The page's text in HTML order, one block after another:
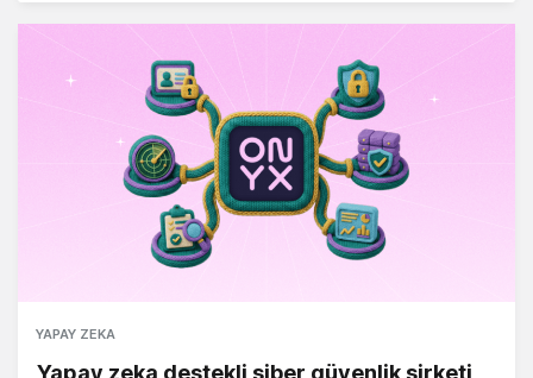
YAPAY ZEKA
Yapay zeka destekli siber güvenlik şirketi